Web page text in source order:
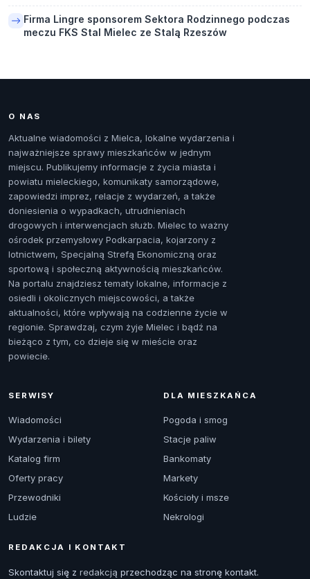
Firma Lingre sponsorem Sektora Rodzinnego podczas
meczu FKS Stal Mielec ze Stalą Rzeszów
O NAS
Aktualne wiadomości z Mielca, lokalne wydarzenia i
najważniejsze sprawy mieszkańców w jednym
miejscu. Publikujemy informacje z życia miasta i
powiatu mieleckiego, komunikaty samorządowe,
zapowiedzi imprez, relacje z wydarzeń, a także
doniesienia o wypadkach, utrudnieniach
drogowych i interwencjach służb. Mielec to ważny
ośrodek przemysłowy Podkarpacia, kojarzony z
lotnictwem, Specjalną Strefą Ekonomiczną oraz
sportową i społeczną aktywnością mieszkańców.
Na portalu znajdziesz tematy lokalne, informacje z
osiedli i okolicznych miejscowości, a także
aktualności, które wpływają na codzienne życie w
regionie. Sprawdzaj, czym żyje Mielec i bądź na
bieżąco z tym, co dzieje się w mieście oraz
powiecie.
SERWISY
Wiadomości
Wydarzenia i bilety
Katalog firm
Oferty pracy
Przewodniki
Ludzie
DLA MIESZKAŃCA
Pogoda i smog
Stacje paliw
Bankomaty
Markety
Kościoły i msze
Nekrologi
REDAKCJA I KONTAKT
Skontaktuj się z redakcją przechodząc na stronę kontakt.